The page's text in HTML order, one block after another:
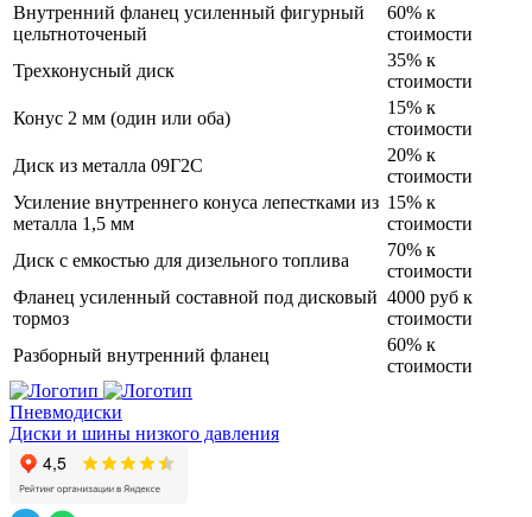
Внутренний фланец усиленный фигурный
цельтноточеный
60% к
стоимости
Трехконусный диск
35% к
стоимости
Конус 2 мм (один или оба)
15% к
стоимости
Диск из металла 09Г2С
20% к
стоимости
Усиление внутреннего конуса лепестками из
металла 1,5 мм
15% к
стоимости
Диск с емкостью для дизельного топлива
70% к
стоимости
Фланец усиленный составной под дисковый
тормоз
4000 руб к
стоимости
Разборный внутренний фланец
60% к
стоимости
Пневмодиски
Диски и шины низкого давления